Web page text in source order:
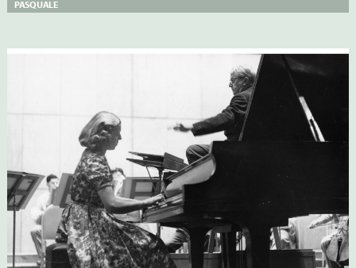
HAROLD
OP.16
PASQUALE